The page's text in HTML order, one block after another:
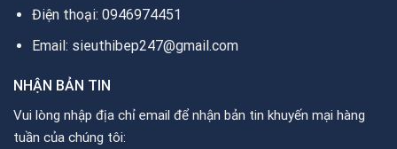
Điện thoại: 0946974451
Email: sieuthibep247@gmail.com
NHẬN BẢN TIN
Vui lòng nhập địa chỉ email để nhận bản tin khuyến mại hàng
tuần của chúng tôi: